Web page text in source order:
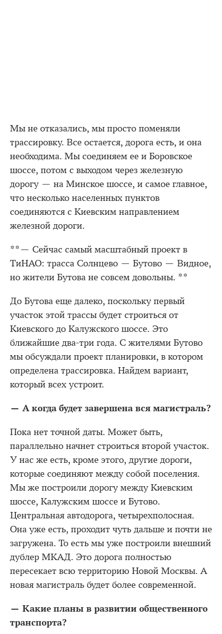
Мы не отказались, мы просто поменяли
трассировку. Все остается, дорога есть, и она
необходима. Мы соединяем ее и Боровское
шоссе, потом с выходом через железную
дорогу — на Минское шоссе, и самое главное,
что несколько населенных пунктов
соединяются с Киевским направлением
железной дороги.
**— Сейчас самый масштабный проект в
ТиНАО: трасса Солнцево — Бутово — Видное,
но жители Бутова не совсем довольны. **
До Бутова еще далеко, поскольку первый
участок этой трассы будет строиться от
Киевского до Калужского шоссе. Это
ближайшие два-три года. С жителями Бутово
мы обсуждали проект планировки, в котором
определена трассировка. Найдем вариант,
который всех устроит.
— А когда будет завершена вся магистраль?
Пока нет точной даты. Может быть,
параллельно начнет строиться второй участок.
У нас же есть, кроме этого, другие дороги,
которые соединяют между собой поселения.
Мы же построили дорогу между Киевским
шоссе, Калужским шоссе и Бутово.
Центральная автодорога, четырехполосная.
Она уже есть, проходит чуть дальше и почти не
загружена. То есть мы уже построили внешний
дублер МКАД. Это дорога полностью
пересекает всю территорию Новой Москвы. А
новая магистраль будет более современной.
— Какие планы в развитии общественного
транспорта?